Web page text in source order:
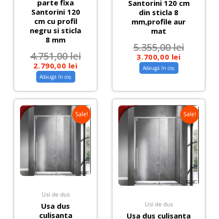
parte fixa
Santorini 120
cm cu profil
negru si sticla
8 mm
4.751,00lei
2.790,00 lei
Adaugă în coș
Santorini 120 cm
din sticla 8
mm,profile aur
mat
5.355,00lei
3.700,00 lei
Adaugă în coș
Sale!
Usi de dus
Usa dus
culisanta
Sale!
Usi de dus
Usa dus culisanta